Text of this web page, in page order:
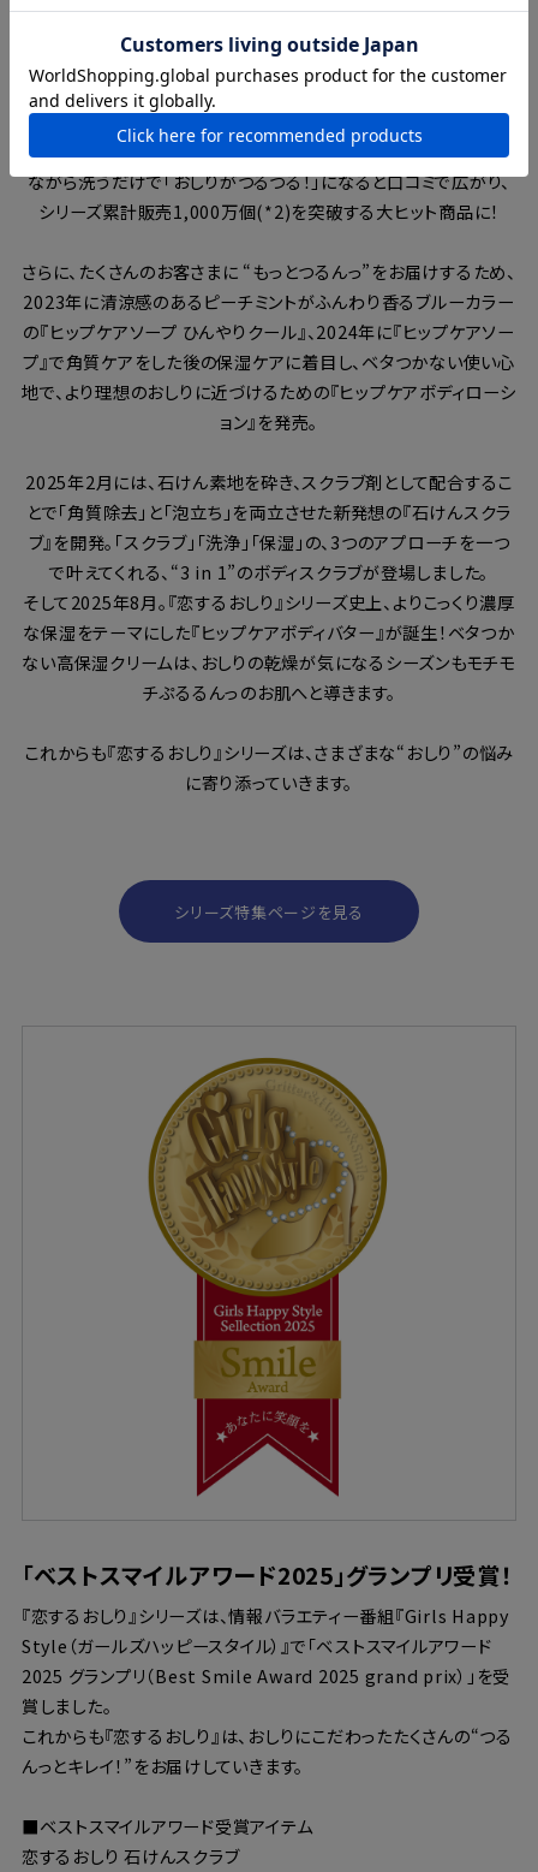
洗うたび、もっとおしりが好きになる！“おしり”と
いうパーツケアにこだわった、恋するおしり
「おしりまで、美しいあなたへ」をコンセプトに、2016年にデビュー
したパーツケアブランド『恋するおしり』。
スクラブを配合した石けん『ヒップケアソープ』で直接お肌をなで
ながら洗うだけで「おしりがつるつる！」になると口コミで広がり、
シリーズ累計販売1,000万個(*2)を突破する大ヒット商品に！
さらに、たくさんのお客さまに “もっとつるんっ”をお届けするため、
2023年に清涼感のあるピーチミントがふんわり香るブルーカラー
の『ヒップケアソープ ひんやりクール』、2024年に『ヒップケアソー
プ』で角質ケアをした後の保湿ケアに着目し、ベタつかない使い心
地で、より理想のおしりに近づけるための『ヒップケアボディローシ
ョン』を発売。
2025年2月には、石けん素地を砕き、スクラブ剤として配合するこ
とで「角質除去」と「泡立ち」を両立させた新発想の『石けんスクラ
ブ』を開発。「スクラブ」「洗浄」「保湿」の、3つのアプローチを一つ
で叶えてくれる、“3 in 1”のボディスクラブが登場しました。
そして2025年8月。『恋するおしり』シリーズ史上、よりこっくり濃厚
な保湿をテーマにした『ヒップケアボディバター』が誕生！ベタつか
ない高保湿クリームは、おしりの乾燥が気になるシーズンもモチモ
チぷるるんっのお肌へと導きます。
これからも『恋するおしり』シリーズは、さまざまな“おしり”の悩み
に寄り添っていきます。
シリーズ特集ページを見る
「ベストスマイルアワード2025」グランプリ受賞！
『恋するおしり』シリーズは、情報バラエティー番組『Girls Happy
Style（ガールズハッピースタイル）』で「ベストスマイルアワード
2025 グランプリ（Best Smile Award 2025 grand prix）」を受
賞しました。
これからも『恋するおしり』は、おしりにこだわったたくさんの“つる
んっとキレイ！”をお届けしていきます。
■ベストスマイルアワード受賞アイテム
恋するおしり 石けんスクラブ